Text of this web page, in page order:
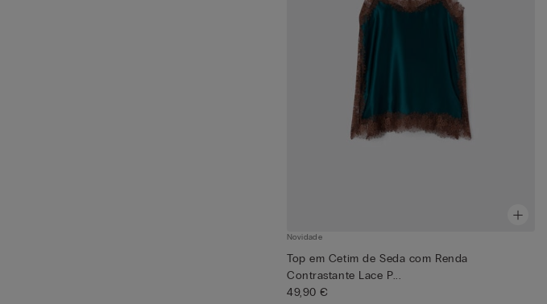
Novidade
Top em Cetim de Seda com Renda
Contrastante Lace P...
49,90 €